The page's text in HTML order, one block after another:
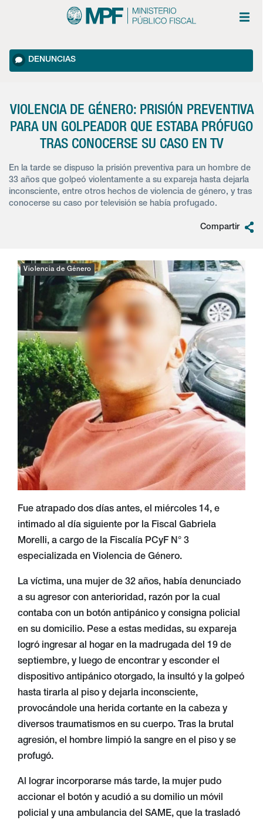
DENUNCIAS
VIOLENCIA DE GÉNERO: PRISIÓN PREVENTIVA
PARA UN GOLPEADOR QUE ESTABA PRÓFUGO
TRAS CONOCERSE SU CASO EN TV
En la tarde se dispuso la prisión preventiva para un hombre de
33 años que golpeó violentamente a su expareja hasta dejarla
inconsciente, entre otros hechos de violencia de género, y tras
conocerse su caso por televisión se había profugado.
Compartir
Violencia de Género
Fue atrapado dos días antes, el miércoles 14, e
intimado al día siguiente por la Fiscal Gabriela
Morelli, a cargo de la Fiscalía PCyF N° 3
especializada en Violencia de Género.
La víctima, una mujer de 32 años, había denunciado
a su agresor con anterioridad, razón por la cual
contaba con un botón antipánico y consigna policial
en su domicilio. Pese a estas medidas, su expareja
logró ingresar al hogar en la madrugada del 19 de
septiembre, y luego de encontrar y esconder el
dispositivo antipánico otorgado, la insultó y la golpeó
hasta tirarla al piso y dejarla inconsciente,
provocándole una herida cortante en la cabeza y
diversos traumatismos en su cuerpo. Tras la brutal
agresión, el hombre limpió la sangre en el piso y se
profugó.
Al lograr incorporarse más tarde, la mujer pudo
accionar el botón y acudió a su domilio un móvil
policial y una ambulancia del SAME, que la trasladó